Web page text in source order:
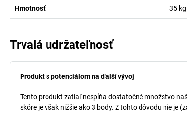
Hmotnosť 35 kg
Trvalá udržateľnosť
Produkt s potenciálom na ďalší vývoj
Tento produkt zatiaľ nespĺňa dostatočné množstvo
skóre je však nižšie ako 3 body. Z tohto dôvodu nie je